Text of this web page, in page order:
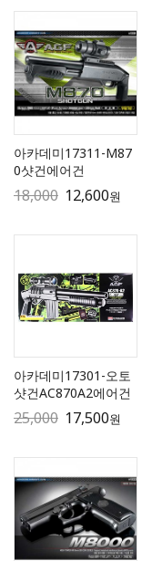
아카데미17311-M87
0샷건에어건
18,000 12,600원
아카데미17301-오토
샷건AC870A2에어건
25,000 17,500원